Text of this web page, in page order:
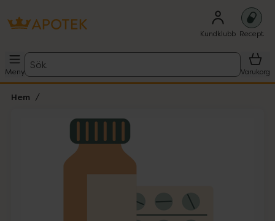
Kundklubb Recept
Meny
Sök
Varukorg
Hem
Lista: . Innehåller 1 objekt.